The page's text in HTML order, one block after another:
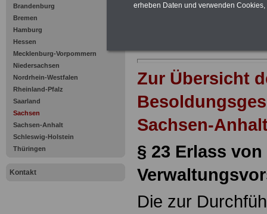
Brandenburg
Bremen
Hamburg
Hessen
Mecklenburg-Vorpommern
Niedersachsen
Nordrhein-Westfalen
Rheinland-Pfalz
Saarland
Sachsen
Sachsen-Anhalt
Schleswig-Holstein
Thüringen
Kontakt
Zur Übersicht
Sachsen-
§ 23 Erlass von
Die zur
erheben Daten und verwenden